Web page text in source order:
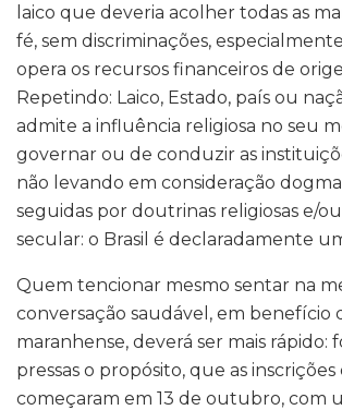
laico que deveria acolher todas as
fé, sem discriminações,
opera os recursos financeiros de
Repetindo: Laico, Estado, país ou
admite a influência religiosa no seu
governar ou de conduzir as
não levando em consideração
seguidas por doutrinas religiosas e/
secular: o Brasil é declaradamente
Quem tencionar mesmo sentar na
conversação saudável, em benefício
maranhense, deverá ser mais rápido:
pressas o propósito, que as inscrições
começaram em 13 de outubro, com